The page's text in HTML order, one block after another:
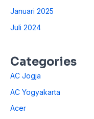
Januari 2025
Juli 2024
Categories
AC Jogja
AC Yogyakarta
Acer